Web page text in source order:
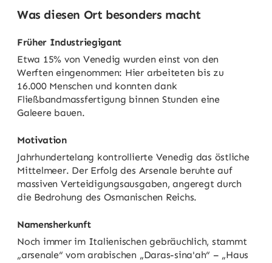
Was diesen Ort besonders macht
Früher Industriegigant
Etwa 15% von Venedig wurden einst von den
Werften eingenommen: Hier arbeiteten bis zu
16.000 Menschen und konnten dank
Fließbandmassfertigung binnen Stunden eine
Galeere bauen.
Motivation
Jahrhundertelang kontrollierte Venedig das östliche
Mittelmeer. Der Erfolg des Arsenale beruhte auf
massiven Verteidigungsausgaben, angeregt durch
die Bedrohung des Osmanischen Reichs.
Namensherkunft
Noch immer im Italienischen gebräuchlich, stammt
„arsenale“ vom arabischen „Daras-sina'ah“ – „Haus